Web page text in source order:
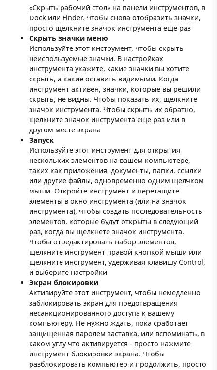
«Скрыть рабочий стол» на панели инструментов, в
Dock или Finder. Чтобы снова отобразить значки,
просто щелкните значок инструмента еще раз
Скрыть значки меню
Используйте этот инструмент, чтобы скрыть
неиспользуемые значки. В настройках
инструмента укажите, какие значки вы хотите
скрыть, а какие оставить видимыми. Когда
инструмент активен, значки, которые вы решили
скрыть, не видны. Чтобы показать их, щелкните
значок инструмента. Чтобы скрыть их обратно,
щелкните значок инструмента еще раз или в
другом месте экрана
Запуск
Используйте этот инструмент для открытия
нескольких элементов на вашем компьютере,
таких как приложения, документы, папки, ссылки
или другие файлы, одновременно одним щелчком
мыши. Откройте инструмент и перетащите
элементы в окно инструмента (или на значок
инструмента), чтобы создать последовательность
элементов, которые будут открыты в следующий
раз, когда вы щелкнете значок инструмента.
Чтобы отредактировать набор элементов,
щелкните инструмент правой кнопкой мыши или
щелкните инструмент, удерживая клавишу Control,
и выберите настройки
Экран блокировки
Активируйте этот инструмент, чтобы немедленно
заблокировать экран для предотвращения
несанкционированного доступа к вашему
компьютеру. Не нужно ждать, пока сработает
защищенная паролем заставка, или вспоминать, в
каком углу что активируется - просто нажмите
инструмент блокировки экрана. Чтобы
разблокировать компьютер и продолжить, просто